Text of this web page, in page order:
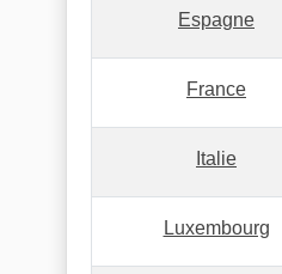
Espagne
France
Italie
Luxembourg